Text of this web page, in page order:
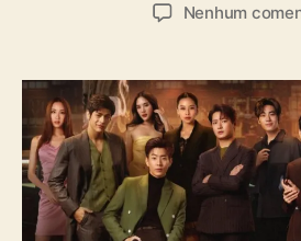
r
d
o
p
o
s
d
e
p
u
b
Nenhum